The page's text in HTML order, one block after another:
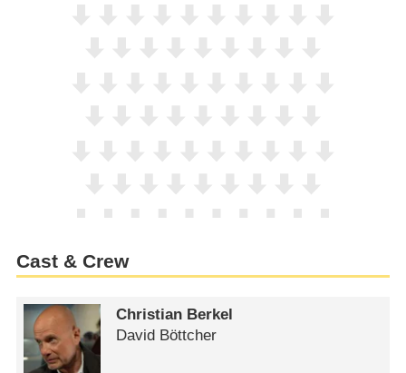
Cast & Crew
Christian Berkel
David Böttcher